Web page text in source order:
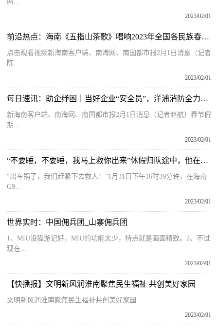
2023/02/01
前沿热点：海南《五指山茶歌》唱响2023年全国各民族春晚舞台
点击观看视频新海南客户端、南海网、南国都市报2月1日消息（记者
陈...
2023/02/01
每日速讯：助企纾困｜当好企业“安全员”，洋浦消防全力护航重大项目投产
新海南客户端、南海网、南国都市报2月1日消息（记者赵航）春节假
期...
2023/02/01
“不要睡，不要睡，我马上救你出来”休假归队途中，他在海南高速路上救了5个人！
“出车祸了，我们赶紧下去救人！”1月31日下午16时39分许，在海南
G9...
2023/02/01
世界实时：中国佣兵团_山寨佣兵团
1、MIU没猫游记好，MIU的功能太少，特点就是画面精致。2、不过
现在...
2023/02/01
【快播报】文明新风润淮南聚焦民生福祉 共创美好家园
文明新风润淮南聚焦民生福祉共创美好家园
2023/02/01